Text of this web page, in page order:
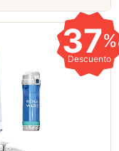
37%
Descuento